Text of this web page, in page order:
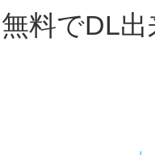
料でDL